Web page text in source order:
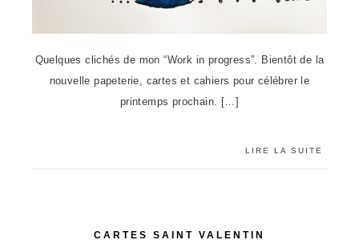
Quelques clichés de mon “Work in progress”. Bientôt de la
nouvelle papeterie, cartes et cahiers pour célébrer le
printemps prochain. […]
LIRE LA SUITE
CARTES SAINT VALENTIN